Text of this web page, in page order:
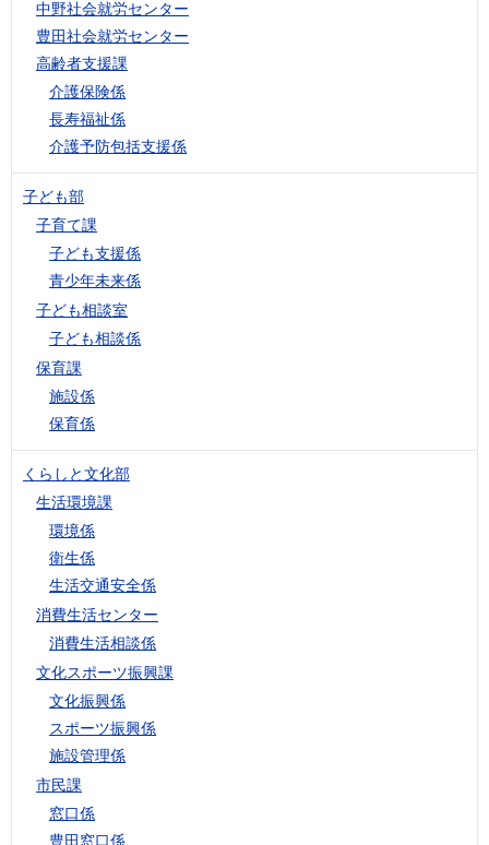
中野社会就労センター
豊田社会就労センター
高齢者支援課
介護保険係
長寿福祉係
介護予防包括支援係
子ども部
子育て課
子ども支援係
青少年未来係
子ども相談室
子ども相談係
保育課
施設係
保育係
くらしと文化部
生活環境課
環境係
衛生係
生活交通安全係
消費生活センター
消費生活相談係
文化スポーツ振興課
文化振興係
スポーツ振興係
施設管理係
市民課
窓口係
豊田窓口係